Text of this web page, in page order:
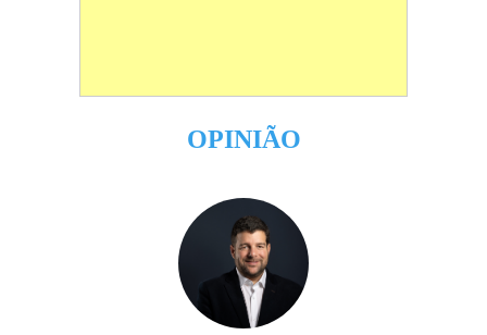
OPINIÃO